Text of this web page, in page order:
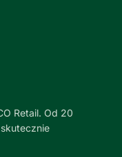
Retail. Od 20